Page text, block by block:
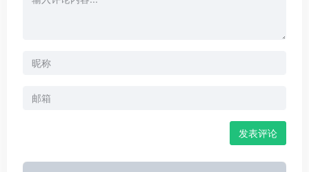
发表评论